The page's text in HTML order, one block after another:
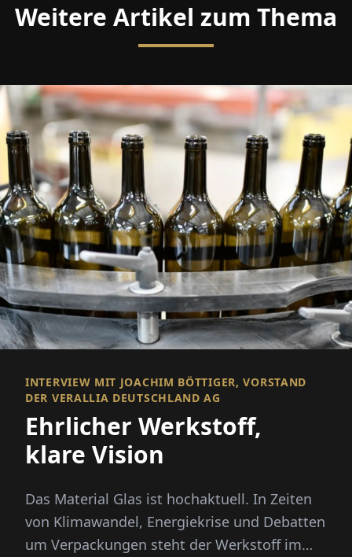
Weitere Artikel zum Thema
INTERVIEW MIT JOACHIM BÖTTIGER, VORSTAND
DER VERALLIA DEUTSCHLAND AG
Ehrlicher Werkstoff,
klare Vision
Das Material Glas ist hochaktuell. In Zeiten
von Klimawandel, Energiekrise und Debatten
um Verpackungen steht der Werkstoff im